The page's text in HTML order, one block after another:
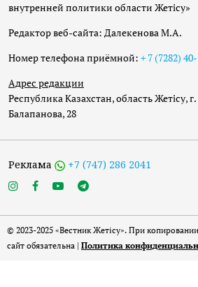
внутренней политики области Жетісу»
Редактор веб-сайта: Далекенова М.А.
Номер телефона приёмной: + 7 (7282)
Адрес редакции
Республика Казахстан, область Жетісу,
Балапанова, 28
Реклама +7 (747) 286 2041
© 2023-2025 «Вестник Жетісу». При
сайт обязательна | Политика